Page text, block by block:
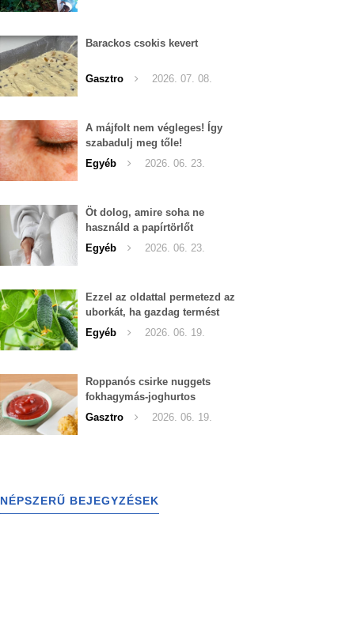
Barackos csokis kevert
Gasztro 2026. 07. 08.
A májfolt nem végleges! Így
szabadulj meg tőle!
Egyéb
2026. 06. 23.
Öt dolog, amire soha ne
használd a papírtörlőt
Egyéb
2026. 06. 23.
Ezzel az oldattal permetezd az
uborkát, ha gazdag termést
szeretnél begyűjteni
Egyéb 2026. 06. 19.
Roppanós csirke nuggets
fokhagymás-joghurtos
szósszal
Gasztro 2026. 06. 19.
NÉPSZERŰ BEJEGYZÉSEK